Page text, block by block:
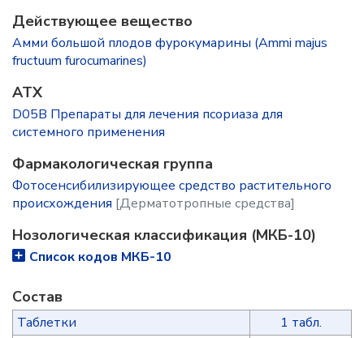
Действующее вещество
Амми большой плодов фурокумарины (Ammi majus
fructuum furocumarines)
ATX
D05B Препараты для лечения псориаза для
системного применения
Фармакологическая группа
Фотосенсибилизирующее средство растительного
происхождения [Дерматотропные средства]
Нозологическая классификация (МКБ-10)
Список кодов МКБ-10
Состав
Таблетки
1 табл.